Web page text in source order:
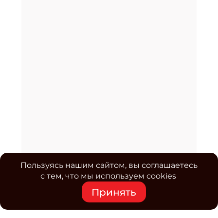
Пользуясь нашим сайтом, вы соглашаетесь
с тем, что мы используем cookies
Принять